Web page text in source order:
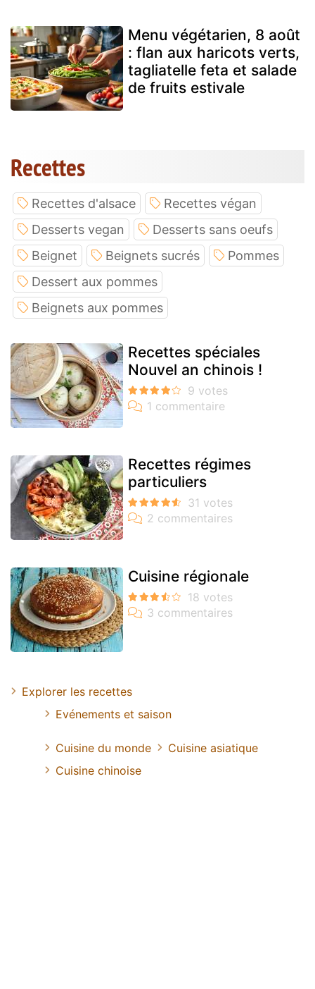
Menu végétarien, 8 août
: flan aux haricots verts,
tagliatelle feta et salade
de fruits estivale
Recettes
Recettes d'alsace
Recettes végan
Desserts vegan
Desserts sans oeufs
Beignet
Beignets sucrés
Pommes
Dessert aux pommes
Beignets aux pommes
Recettes spéciales
Nouvel an chinois !
Recettes régimes
particuliers
Cuisine régionale
Explorer les recettes
Evénements et saison
Cuisine du monde
Cuisine asiatique
Cuisine chinoise